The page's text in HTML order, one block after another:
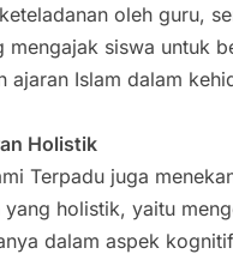
oleh guru,
mengajak siswa untuk
ajaran Islam dalam
Holistik
Terpadu juga
yang holistik, yaitu
dalam aspek kognitif